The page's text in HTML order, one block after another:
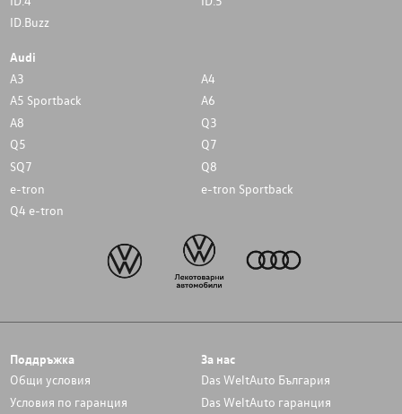
ID.Buzz
Audi
A3
A4
A5 Sportback
A6
A8
Q3
Q5
Q7
SQ7
Q8
e-tron
e-tron Sportback
Q4 e-tron
Поддръжка
Общи условия
Условия по гаранция
За нас
Das WeltAuto България
Das WeltAuto гаранция